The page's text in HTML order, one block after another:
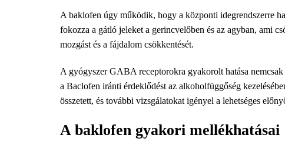
A baklofen úgy működik, hogy a központi idegrendszerre
fokozza a gátló jeleket a gerincvelőben és az agyban, ami
mozgást és a fájdalom csökkentését.
A gyógyszer GABA receptorokra gyakorolt ​​hatása
a Baclofen iránti érdeklődést az alkoholfüggőség
összetett, és további vizsgálatokat igényel a lehetséges
A baklofen gyakori mellékhatásai